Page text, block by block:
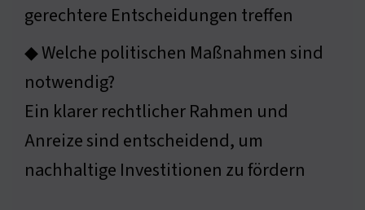
gerechtere Entscheidungen treffen
◆ Welche politischen Maßnahmen sind
notwendig?
Ein klarer rechtlicher Rahmen und
Anreize sind entscheidend, um
nachhaltige Investitionen zu fördern